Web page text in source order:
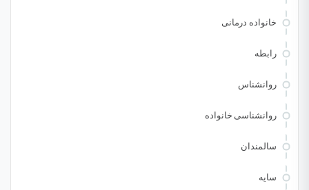
خانواده درمانی
رابطه
روانشناس
روانشناسی خانواده
سالمندان
سایه